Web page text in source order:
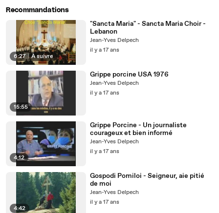
Recommandations
6:27 | À suivre
"Sancta Maria" - Sancta Maria Choir -
Lebanon
Jean-Yves Delpech
il y a 17 ans
15:55
Grippe porcine USA 1976
Jean-Yves Delpech
il y a 17 ans
4:12
Grippe Porcine - Un journaliste
courageux et bien informé
Jean-Yves Delpech
il y a 17 ans
4:42
Gospodi Pomiloi - Seigneur, aie pitié
de moi
Jean-Yves Delpech
il y a 17 ans